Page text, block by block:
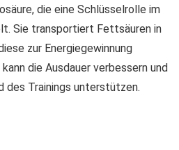
die eine Schlüsselrolle im
Sie transportiert Fettsäuren in
zur Energiegewinnung
die Ausdauer verbessern und
des Trainings unterstützen.